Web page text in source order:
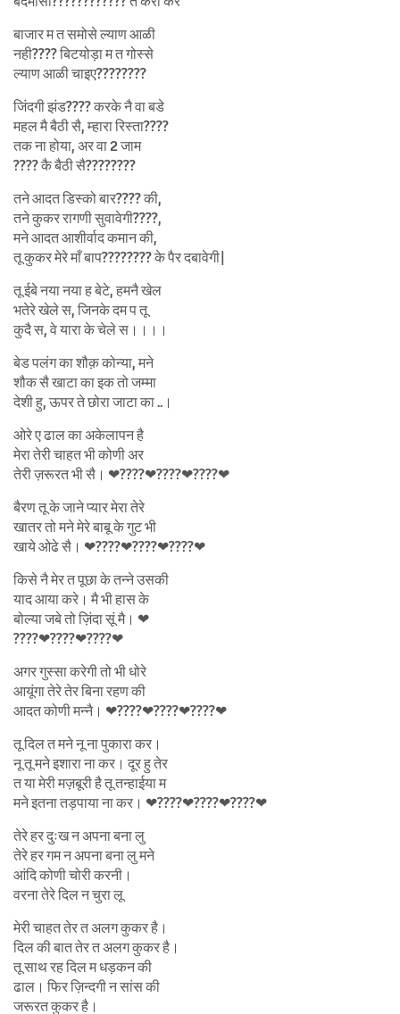
बाजार म त समोसे ल्याण आळी
नही???? बिटयोड़ा म त गोस्से
ल्याण आळी चाइए????????
जिंदगी झंड???? करके नै वा बडे
महल मै बैठी सै, म्हारा रिस्ता????
तक ना होया, अर वा 2 जाम
???? कै बैठी सै????????
तने आदत डिस्को बार???? की,
तने कुकर रागणी सुवावेगी????,
मने आदत आशीर्वाद कमान की,
तू कुकर मेरे माँ बाप???????? के पैर दबावेगी|
तू ईबे नया नया ह बेटे, हमनै खेल
भतेरे खेले स, जिनके दम प तू
कुदै स, वे यारा के चेले स।।।।
बेड पलंग का शौक़ कोन्या, मने
शौक सै खाटा का इक तो जम्मा
देशी हु, ऊपर ते छोरा जाटा का ..।
ओरे ए ढाल का अकेलापन है
मेरा तेरी चाहत भी कोणी अर
तेरी ज़रूरत भी सै। ❤????❤????❤????❤
बैरण तू के जाने प्यार मेरा तेरे
खातर तो मने मेरे बाबू के गुट भी
खाये ओढे सै। ❤????❤????❤????❤
किसे नै मेर त पूछा के तन्ने उसकी
याद आया करे। मै भी हास के
बोल्या जबे तो ज़िंदा सूं मै। ❤
????❤????❤????❤
अगर गुस्सा करेगी तो भी धोरे
आयूंगा तेरे तेर बिना रहण की
आदत कोणी मन्नै। ❤????❤????❤????❤
तू दिल त मने नू ना पुकारा कर।
नू तू मने इशारा ना कर। दूर हु तेर
त या मेरी मज़बूरी है तू तन्हाईया म
मने इतना तड़पाया ना कर। ❤????❤????❤????❤
तेरे हर दुःख न अपना बना लु
तेरे हर गम न अपना बना लु मने
आंदि कोणी चोरी करनी।
वरना तेरे दिल न चुरा लू
मेरी चाहत तेर त अलग कुकर है।
दिल की बात तेर त अलग कुकर है।
तू साथ रह दिल म धड़कन की
ढाल। फिर ज़िन्दगी न सांस की
जरूरत कुकर है।